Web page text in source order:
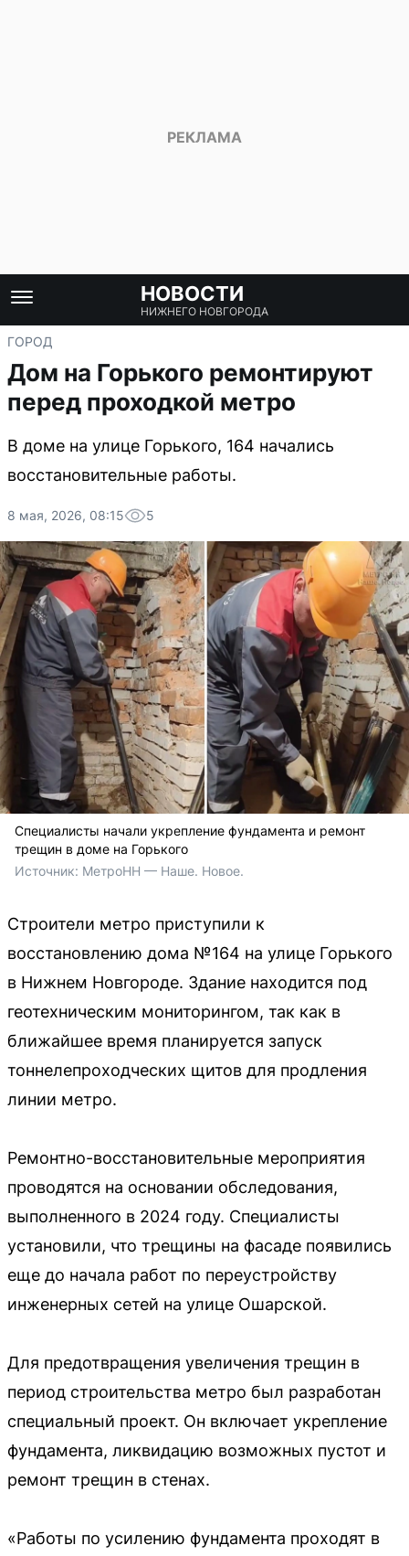
НОВОСТИ
НИЖНЕГО НОВГОРОДА
ГОРОД
Дом на Горького ремонтируют
перед проходкой метро
В доме на улице Горького, 164 начались
восстановительные работы.
8 мая, 2026, 08:15 5
Специалисты начали укрепление фундамента и ремонт
трещин в доме на Горького
Источник: МетроНН — Наше. Новое.
Строители метро приступили к
восстановлению дома №164 на улице Горького
в Нижнем Новгороде. Здание находится под
геотехническим мониторингом, так как в
ближайшее время планируется запуск
тоннелепроходческих щитов для продления
линии метро.
Ремонтно-восстановительные мероприятия
проводятся на основании обследования,
выполненного в 2024 году. Специалисты
установили, что трещины на фасаде появились
еще до начала работ по переустройству
инженерных сетей на улице Ошарской.
Для предотвращения увеличения трещин в
период строительства метро был разработан
специальный проект. Он включает укрепление
фундамента, ликвидацию возможных пустот и
ремонт трещин в стенах.
«Работы по усилению фундамента проходят в